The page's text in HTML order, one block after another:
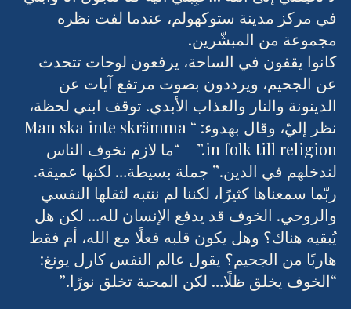
لا تُخيفني إلى الله ..أَحبِبني اليه كنا نتجول أنا وابني
في مركز مدينة ستوكهولم، عندما لفت نظره
مجموعة من المبشّرين.
كانوا يقفون في الساحة، يرفعون لوحات تتحدث
عن الجحيم، ويرددون بصوت مرتفع آيات عن
الدينونة والنار والعذاب الأبدي. توقف ابني لحظة،
نظر إليّ، وقال بهدوء: “Man ska inte skrämma
in folk till religion.” – “ما لازم نخوف الناس
لندخلهم في الدين.” جملة بسيطة… لكنها عميقة.
ربّما سمعناها كثيرًا، لكننا لم ننتبه لثقلها النفسي
والروحي. الخوف قد يدفع الإنسان لله… لكن هل
يُبقيه هناك؟ وهل يكون قلبه فعلًا مع الله، أم فقط
هاربًا من الجحيم؟ يقول عالم النفس كارل يونغ:
“الخوف يخلق ظلًا… لكن المحبة تخلق نورًا.”